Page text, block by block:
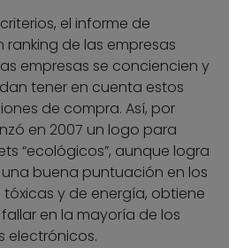
el informe de
ranking de las empresas
empresas se conciencien y
tener en cuenta estos
de compra. Así, por
en 2007 un logo para
“ecológicos”, aunque logra
buena puntuación en los
y de energía, obtiene
en la mayoría de los
electrónicos.